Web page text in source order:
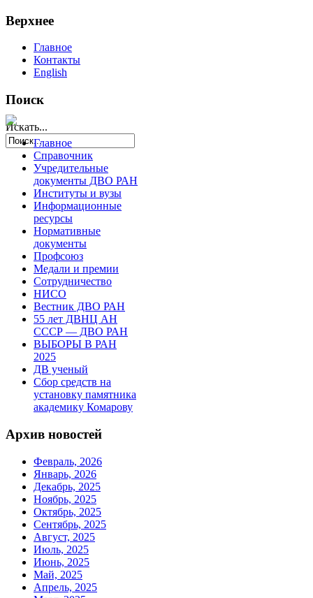
Верхнее
Главное
Контакты
English
Поиск
Искать...
Главное
Справочник
Учредительные
документы ДВО РАН
Институты и вузы
Информационные
ресурсы
Нормативные
документы
Профсоюз
Медали и премии
Сотрудничество
НИСО
Вестник ДВО РАН
55 лет ДВНЦ АН
СССР — ДВО РАН
ВЫБОРЫ В РАН
2025
ДВ ученый
Сбор средств на
установку памятника
академику Комарову
Архив новостей
Февраль, 2026
Январь, 2026
Декабрь, 2025
Ноябрь, 2025
Октябрь, 2025
Сентябрь, 2025
Август, 2025
Июль, 2025
Июнь, 2025
Май, 2025
Апрель, 2025